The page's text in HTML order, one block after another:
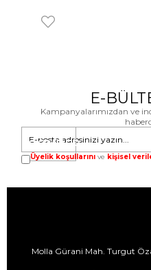
E-
Kampanyalarımızdan ve
GÖNDER
Üyelik koşullarını ve kişisel
Molla Gürani Mah. Turgut